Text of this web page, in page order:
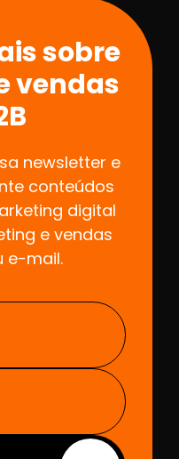
sobre
vendas
newsletter e
conteúdos
digital
e vendas
e-mail.